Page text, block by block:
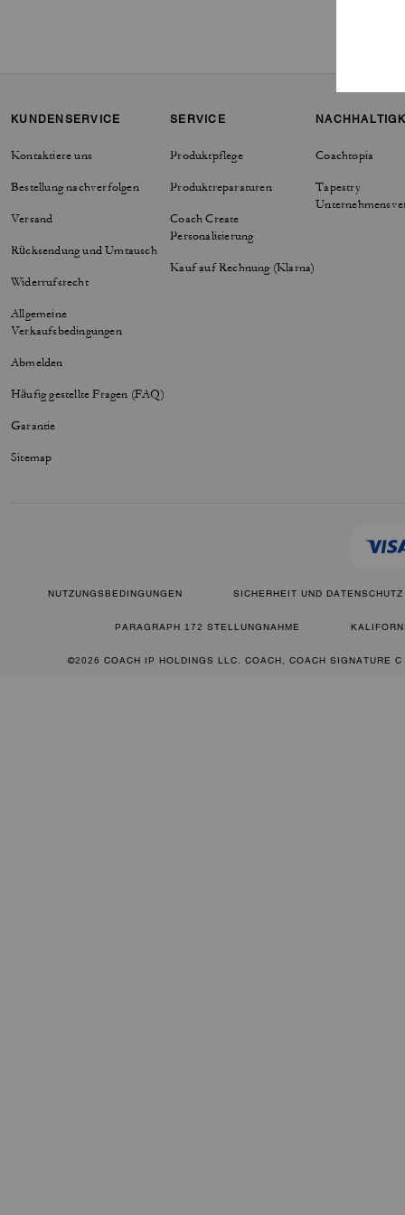
KUNDENSERVICE
Kontaktiere uns
Bestellung nachverfolgen
Versand
Rücksendung und Umtausch
Widerrufsrecht
Allgemeine
Verkaufsbedingungen
Abmelden
Häufig gestellte Fragen (FAQ)
Garantie
Sitemap
SERVICE
Produktpflege
Produktreparaturen
Coach Create
Personalisierung
Kauf auf Rechnung (Klarna)
Coachtopia
Tapestry
NUTZUNGSBEDINGUNGEN SICHERHEIT UND DATENSCHUTZ
PARAGRAPH 172 STELLUNGNAHME
©2026 COACH IP HOLDINGS LLC. COACH, COACH SIGNATURE